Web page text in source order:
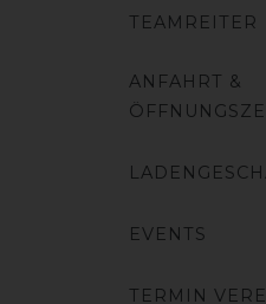
TEAMREITER
ANFAHRT &
EVENTS
TERMIN